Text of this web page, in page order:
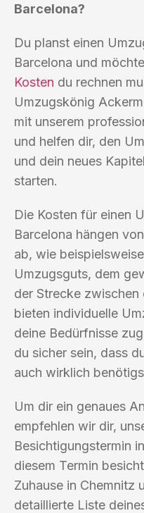
Barcelona?
Du planst einen
Barcelona und
Kosten du rechnen
Umzugskönig
mit unserem
und helfen dir, den
und dein neues
starten.
Die Kosten für einen
Barcelona hängen
ab, wie
Umzugsguts, dem
der Strecke
bieten individuelle
deine Bedürfnisse
du sicher sein, dass
auch wirklich
Um dir ein genaues
empfehlen wir dir,
Besichtigungstermin
diesem Termin
Zuhause in Chemnitz
detaillierte Liste